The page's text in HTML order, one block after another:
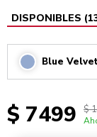
DISPONIBLES (
Blue
$ 7499 $